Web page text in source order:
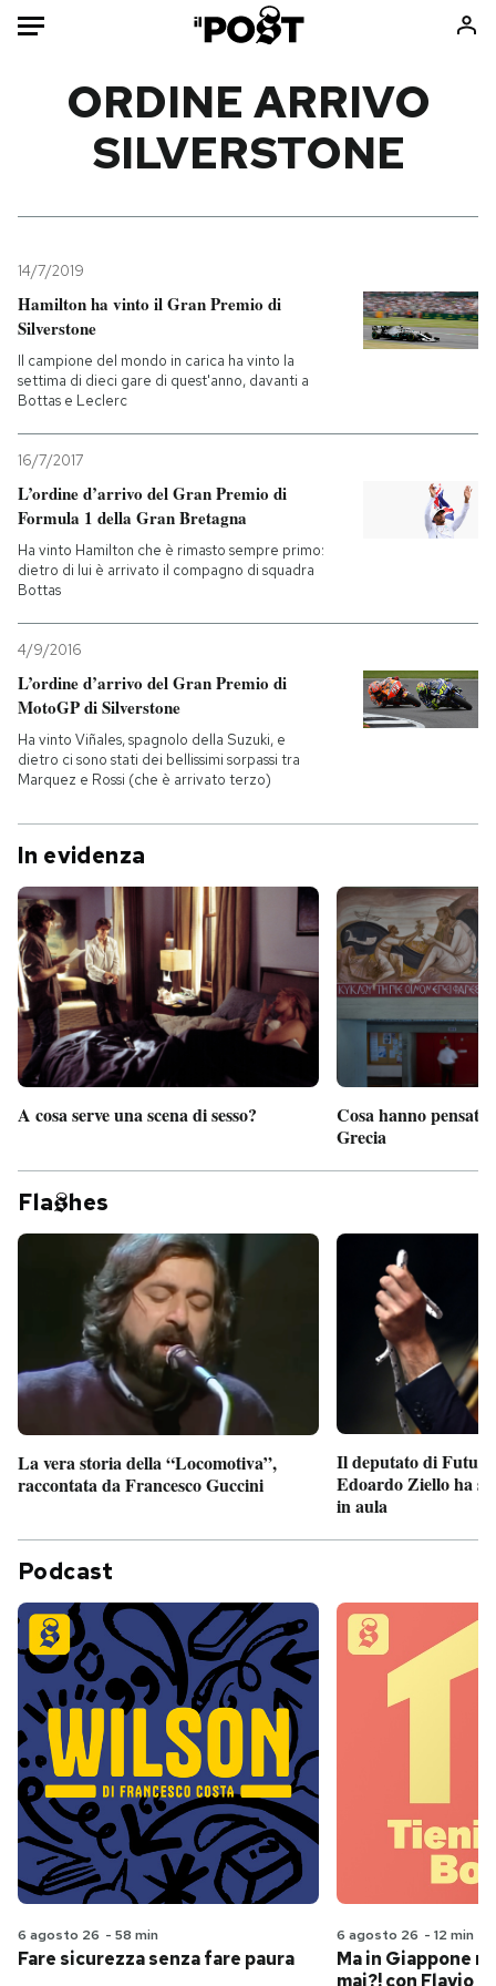
Mondo
Tecnologia
Internet
Cultura
Economia
Libri
Ok Boomer!
Europa
PODCAST
I MIEI PREFERITI
SHOP
AREA PERSONALE
Entra
ORDINE ARRIVO
SILVERSTONE
14/7/2019
Hamilton ha vinto il Gran Premio di
Silverstone
Il campione del mondo in carica ha vinto la
settima di dieci gare di quest'anno, davanti a
Bottas e Leclerc
16/7/2017
L’ordine d’arrivo del Gran Premio di
Formula 1 della Gran Bretagna
Ha vinto Hamilton che è rimasto sempre primo:
dietro di lui è arrivato il compagno di squadra
Bottas
4/9/2016
L’ordine d’arrivo del Gran Premio di
MotoGP di Silverstone
Ha vinto Viñales, spagnolo della Suzuki, e
dietro ci sono stati dei bellissimi sorpassi tra
Marquez e Rossi (che è arrivato terzo)
In evidenza
A cosa serve una scena di sesso?
Cosa hanno pensato
Grecia
Fla hes
La vera storia della “Locomotiva”,
raccontata da Francesco Guccini
Il deputato di
Edoardo Ziello ha
in aula
Podcast
6 agosto 26 - 58 min
Fare sicurezza senza fare paura
6 agosto 26 - 12 min
Ma in Giappone